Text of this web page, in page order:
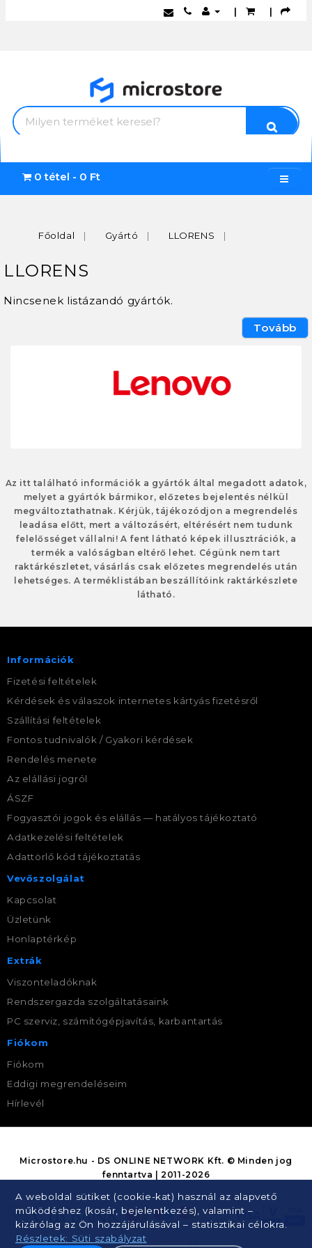
| |
0 tétel - 0 Ft
Főoldal Gyártó LLORENS
LLORENS
Nincsenek listázandó gyártók.
Tovább
Az itt található információk a gyártók által megadott adatok,
melyet a gyártók bármikor, előzetes bejelentés nélkül
megváltoztathatnak. Kérjük, tájékozódjon a megrendelés
leadása előtt, mert a változásért, eltérésért nem tudunk
felelősséget vállalni! A fent látható képek illusztrációk, a
termék a valóságban eltérő lehet. Cégünk nem tart
raktárkészletet, vásárlás csak előzetes megrendelés után
lehetséges. A terméklistában beszállítóink raktárkészlete
látható.
Információk
Fizetési feltételek
Kérdések és válaszok internetes kártyás fizetésről
Szállítási feltételek
Fontos tudnivalók / Gyakori kérdések
Rendelés menete
Az elállási jogról
ÁSZF
Fogyasztói jogok és elállás — hatályos tájékoztató
Adatkezelési feltételek
Adattörlő kód tájékoztatás
Vevőszolgálat
Kapcsolat
Üzletünk
Honlaptérkép
Extrák
Viszonteladóknak
Rendszergazda szolgáltatásaink
PC szerviz, számítógépjavítás, karbantartás
Fiókom
Fiókom
Eddigi megrendeléseim
Hírlevél
A weboldal sütiket (cookie-kat) használ az alapvető
működéshez (kosár, bejelentkezés), valamint –
kizárólag az Ön hozzájárulásával – statisztikai célokra.
Részletek: Süti szabályzat
Microstore.hu - DS ONLINE NETWORK Kft. © Minden jog
fenntartva | 2011-2026